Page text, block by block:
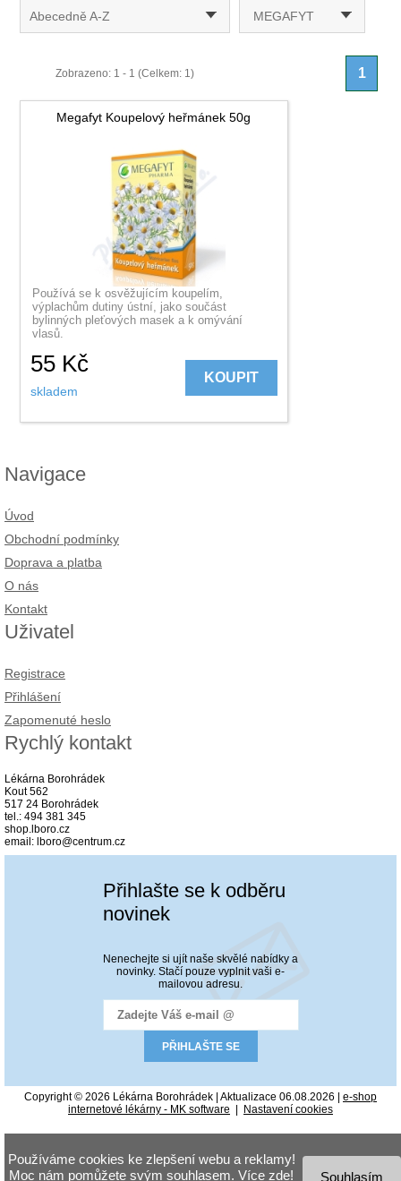
Abecedně A-Z MEGAFYT
Zobrazeno: 1 - 1 (Celkem: 1) 1
Megafyt Koupelový heřmánek 50g
Používá se k osvěžujícím koupelím,
výplachům dutiny ústní, jako součást
bylinných pleťových masek a k omývání
vlasů.
55 Kč
skladem
KOUPIT
Navigace
Úvod
Obchodní podmínky
Doprava a platba
O nás
Kontakt
Uživatel
Registrace
Přihlášení
Zapomenuté heslo
Rychlý kontakt
Lékárna Borohrádek
Kout 562
517 24 Borohrádek
tel.: 494 381 345
shop.lboro.cz
email: lboro@centrum.cz
Přihlašte se k odběru
novinek
Nenechejte si ujít naše skvělé nabídky a
novinky. Stačí pouze vyplnit vaši e-
mailovou adresu.
Copyright © 2026 Lékárna Borohrádek | Aktualizace 06.08.2026 | e-shop
internetové lékárny - MK software
Nastavení cookies
Souhlasím
Používáme cookies ke zlepšení webu a reklamy!
Moc nám pomůžete svým souhlasem. Více zde!